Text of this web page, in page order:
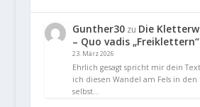
Gunther30zu Die
– Quo vadis
23. März 2026
Ehrlich gesagt spricht mir dein
ich diesen Wandel am Fels in
selbst…